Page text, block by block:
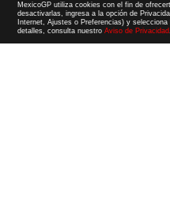
MexicoGP utiliza cookies con el fin de
desactivarlas, ingresa a la opción de
Internet, Ajustes o Preferencias) y
detalles, consulta nuestroAviso de Privacidad.